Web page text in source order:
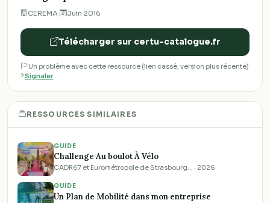
CEREMA· Juin 2016
Télécharger sur certu-catalogue.fr
Un problème avec cette ressource (lien cassé, version plus récente)
?Signaler
RESSOURCES SIMILAIRES
GUIDE
Challenge Au boulot À Vélo
CADR67 et Eurométropole de Strasbourg… · 2026
GUIDE
Un Plan de Mobilité dans mon entreprise